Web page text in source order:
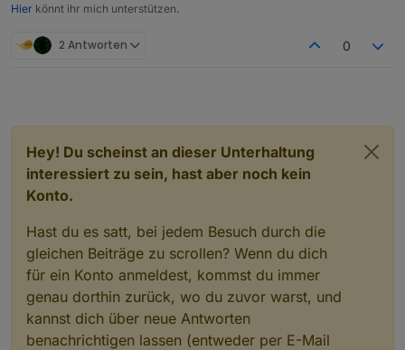
Hier könnt ihr mich unterstützen.
2 Antworten 0
Hey! Du scheinst an dieser Unterhaltung
interessiert zu sein, hast aber noch kein
Konto.
Hast du es satt, bei jedem Besuch durch die
gleichen Beiträge zu scrollen? Wenn du dich
für ein Konto anmeldest, kommst du immer
genau dorthin zurück, wo du zuvor warst, und
kannst dich über neue Antworten
benachrichtigen lassen (entweder per E-Mail